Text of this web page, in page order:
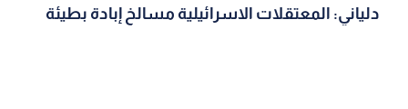
دلياني: المعتقلات الاسرائيلية مسالخ إبادة بطيئة